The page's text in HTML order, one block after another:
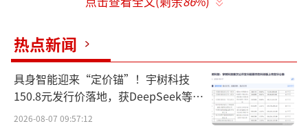
实现可持续增长，需要的是在品牌力、多元业
务等多层面的布局，而当前贝泰妮依然有超八
成的营收来自大单品薇诺娜，在多品牌布局还
需要进一步发力。
降本增效净利大增
热点新闻
具身智能迎来“定价锚”！宇树科技
150.8元发行价落地，获DeepSeek等豪
华战配加持
2026-08-07 09:57:12